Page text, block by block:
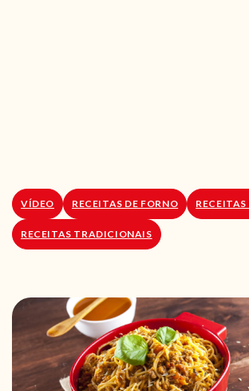
VÍDEO RECEITAS DE FORNO RECEITAS
RECEITAS TRADICIONAIS